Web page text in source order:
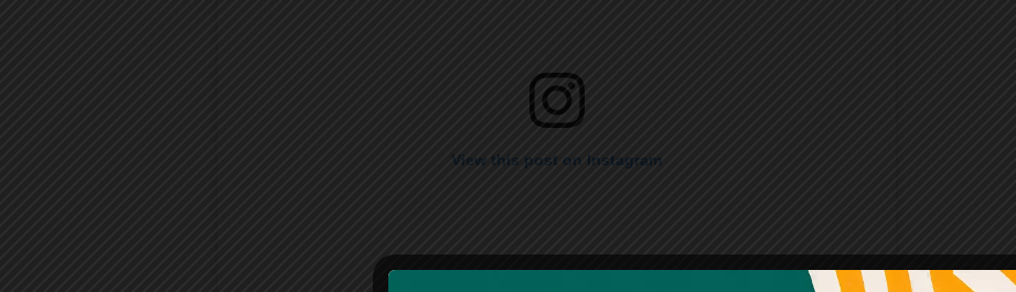
View this post on Instagram